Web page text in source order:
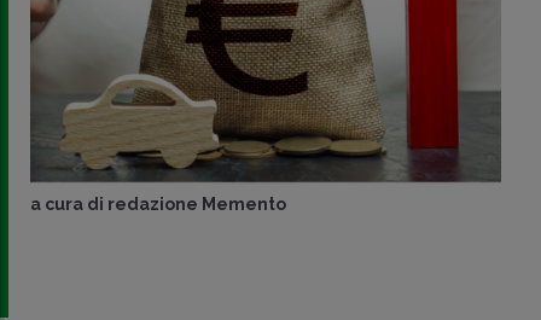
a cura di redazione Memento